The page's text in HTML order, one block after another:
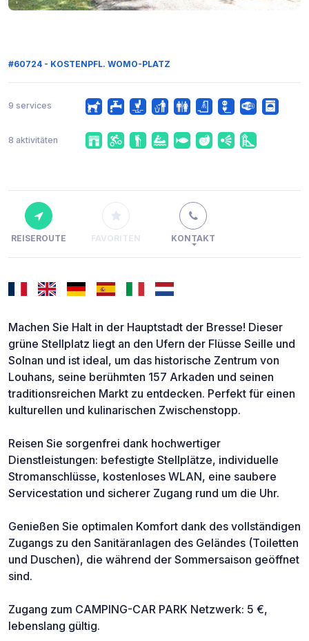
#60724 - KOSTENPFL. WOMO-PLATZ
9 services
8 aktivitäten
REISEROUTE FAVORITEN KONTAKT
Machen Sie Halt in der Hauptstadt der Bresse! Dieser
grüne Stellplatz liegt an den Ufern der Flüsse Seille und
Solnan und ist ideal, um das historische Zentrum von
Louhans, seine berühmten 157 Arkaden und seinen
traditionsreichen Markt zu entdecken. Perfekt für einen
kulturellen und kulinarischen Zwischenstopp.
Reisen Sie sorgenfrei dank hochwertiger
Dienstleistungen: befestigte Stellplätze, individuelle
Stromanschlüsse, kostenloses WLAN, eine saubere
Servicestation und sicherer Zugang rund um die Uhr.
Genießen Sie optimalen Komfort dank des vollständigen
Zugangs zu den Sanitäranlagen des Geländes (Toiletten
und Duschen), die während der Sommersaison geöffnet
sind.
Zugang zum CAMPING-CAR PARK Netzwerk: 5 €,
lebenslang gültig.